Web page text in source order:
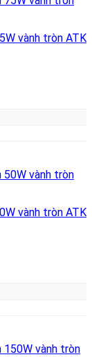
vành tròn ATK
vành tròn ATK